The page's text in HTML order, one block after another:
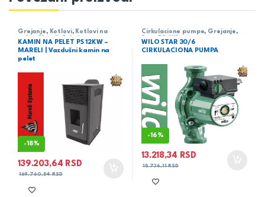
Grejanje , Kotlovi, Kotlovi na
pelet, Mareli ,Sobni
KAMIN NA PELET PS 12KW –
MARELI | Vazdušni kamin na
pelet
-18%
139.203,64 RSD
169.760,54RSD
Cirkulacione pumpe, Grejanje ,
Star-RS, Wilo
WILO STAR 30/6
CIRKULACIONA PUMPA
-16%
13.218,34 RSD
15.736,11RSD